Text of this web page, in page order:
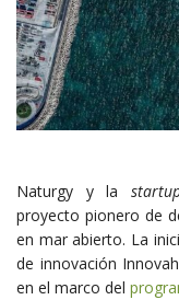
Naturgy y la
proyecto pionero de
en mar abierto. La
de innovación
en el marco del